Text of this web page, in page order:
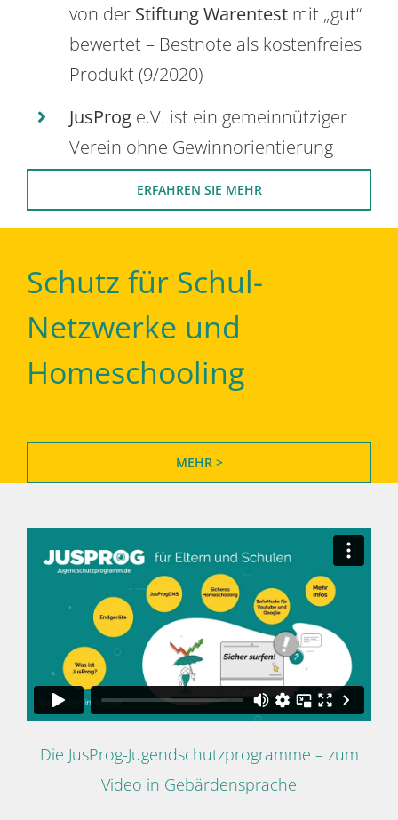
von der Stiftung Warentest mit „gut“
bewertet – Bestnote als kostenfreies
Produkt (9/2020)
JusProg e.V. ist ein gemeinnütziger
Verein ohne Gewinnorientierung
ERFAHREN SIE MEHR
Schutz für Schul-
Netzwerke und
Homeschooling
MEHR >
Die JusProg-Jugendschutzprogramme – zum
Video in Gebärdensprache